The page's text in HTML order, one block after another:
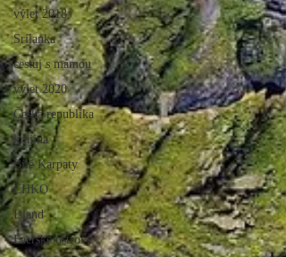
výlet 2018
Srílanka
cestuj s mámou
výlet 2020
Česká republika
krajina
Bílé Karpaty
CHKO
Island
Faerské ostrovy